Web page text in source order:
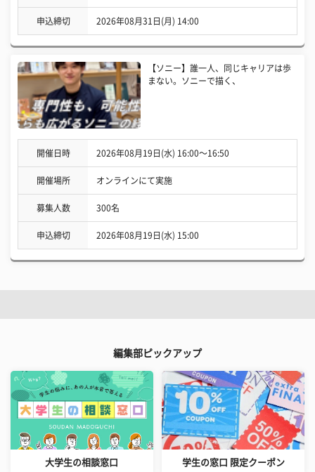
申込締切 2026年08月31日(月) 14:00
【ソニー】誰一人、同じキャリアは歩
まない。ソニーで描く、
開催日時 2026年08月19日(水) 16:00〜16:50
開催場所 オンラインにて実施
募集人数 300名
申込締切 2026年08月19日(水) 15:00
編集部ピックアップ
大学生の相談窓口 学生の窓口 限定クーポン